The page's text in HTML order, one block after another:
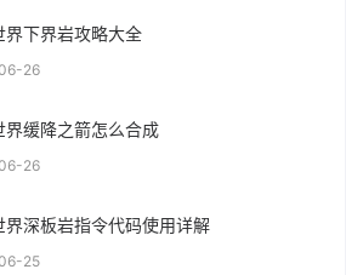
界下界岩攻略大全
26
界缓降之箭怎么合成
26
界深板岩指令代码使用详解
25